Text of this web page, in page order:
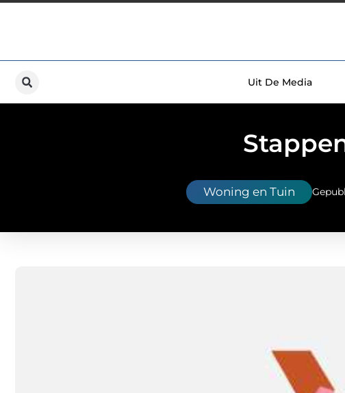
Uit De Media
Woning en Tuin